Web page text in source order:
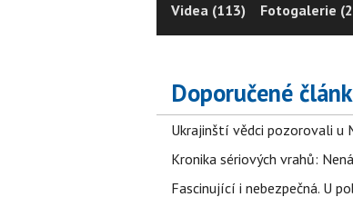
Videa (113) Fotogalerie
Doporučené
Ukrajinští vědci pozorovali u
Kronika sériových vrahů:
Fascinující i nebezpečná. U